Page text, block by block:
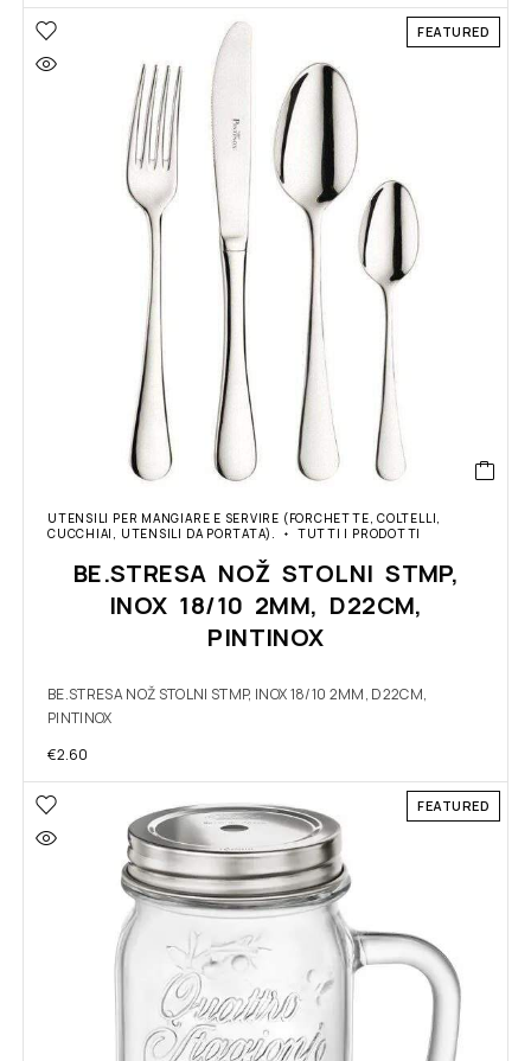
FEATURED
UTENSILI PER MANGIARE E SERVIRE (FORCHETTE, COLTELLI,
CUCCHIAI, UTENSILI DA PORTATA).
TUTTI I PRODOTTI
BE.STRESA NOŽ STOLNI STMP,
INOX 18/10 2MM, D22CM,
PINTINOX
BE.STRESA NOŽ STOLNI STMP, INOX 18/10 2MM, D22CM,
PINTINOX
€2.60
FEATURED